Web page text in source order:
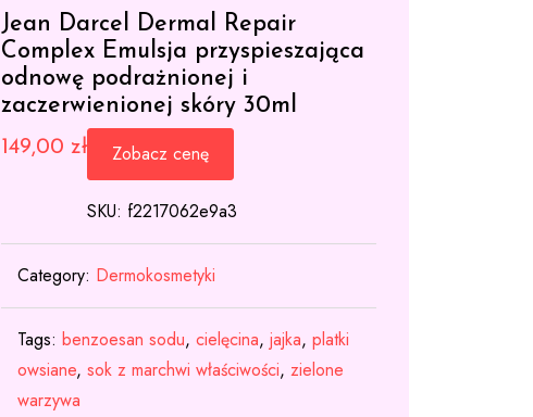
Jean Darcel Dermal Repair
Complex Emulsja przyspieszająca
odnowę podrażnionej i
zaczerwienionej skóry 30ml
149,00 zł Zobacz cenę
SKU: f2217062e9a3
Category: Dermokosmetyki
Tags:benzoesan sodu,cielęcina,jajka,platki
owsiane,sok z marchwi właściwości,zielone
warzywa